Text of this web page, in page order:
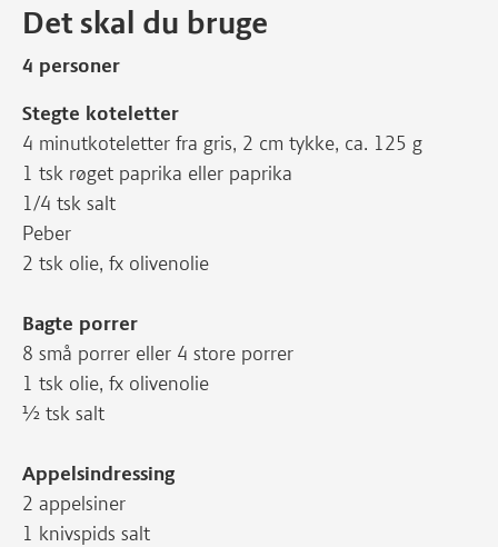
Det skal du bruge
4 personer
Stegte koteletter
4 minutkoteletter fra gris, 2 cm tykke, ca. 125 g
1 tsk røget paprika eller paprika
1/4 tsk salt
Peber
2 tsk olie, fx olivenolie
Bagte porrer
8 små porrer eller 4 store porrer
1 tsk olie, fx olivenolie
½ tsk salt
Appelsindressing
2 appelsiner
1 knivspids salt